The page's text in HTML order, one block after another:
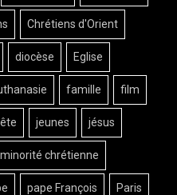
Chrétiens d'Orient
diocèse Eglise
famille film
jeunes jésus
minorité chrétienne
pape François Paris